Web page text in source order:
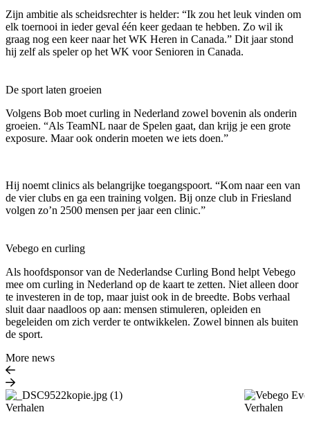
Zijn ambitie als scheidsrechter is helder: “Ik zou het leuk vinden om
elk toernooi in ieder geval één keer gedaan te hebben. Zo wil ik
graag nog een keer naar het WK Heren in Canada.” Dit jaar stond
hij zelf als speler op het WK voor Senioren in Canada.
De sport laten groeien
Volgens Bob moet curling in Nederland zowel bovenin als onderin
groeien. “Als TeamNL naar de Spelen gaat, dan krijg je een grote
exposure. Maar ook onderin moeten we iets doen.”
Hij noemt clinics als belangrijke toegangspoort. “Kom naar een van
de vier clubs en ga een training volgen. Bij onze club in Friesland
volgen zo’n 2500 mensen per jaar een clinic.”
Vebego en curling
Als hoofdsponsor van de Nederlandse Curling Bond helpt Vebego
mee om curling in Nederland op de kaart te zetten. Niet alleen door
te investeren in de top, maar juist ook in de breedte. Bobs verhaal
sluit daar naadloos op aan: mensen stimuleren, opleiden en
begeleiden om zich verder te ontwikkelen. Zowel binnen als buiten
de sport.
More news
Verhalen Verhalen